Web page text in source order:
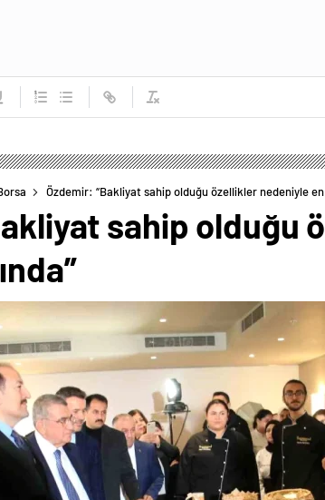
Özdemir: “Bakliyat sahip olduğu özellikler nedeniyle en
sahip olduğu